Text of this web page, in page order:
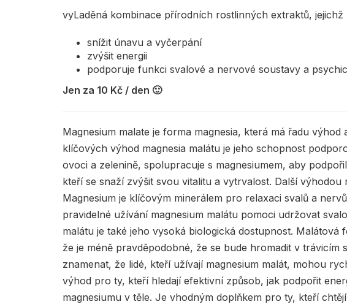
vyLaděná kombinace přírodních rostlinných extraktů, jejichž
snížit únavu a vyčerpání
zvýšit energii
podporuje funkci svalové a nervové soustavy a
Jen za 10 Kč / den 🙂
Magnesium malate je forma magnesia, která má řadu
klíčových výhod magnesia malátu je jeho schopnost
ovoci a zelenině, spolupracuje s magnesiumem, aby
kteří se snaží zvýšit svou vitalitu a vytrvalost. Další
Magnesium je klíčovým minerálem pro relaxaci svalů a
pravidelné užívání magnesium malátu pomoci udržovat
malátu je také jeho vysoká biologická dostupnost.
že je méně pravděpodobné, že se bude hromadit v
znamenat, že lidé, kteří užívají magnesium malát, mohou
výhod pro ty, kteří hledají efektivní způsob, jak podpořit
magnesiumu v těle. Je vhodným doplňkem pro ty, kteří